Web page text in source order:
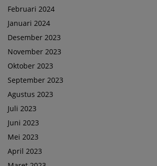
Februari 2024
Januari 2024
Desember 2023
November 2023
Oktober 2023
September 2023
Agustus 2023
Juli 2023
Juni 2023
Mei 2023
April 2023